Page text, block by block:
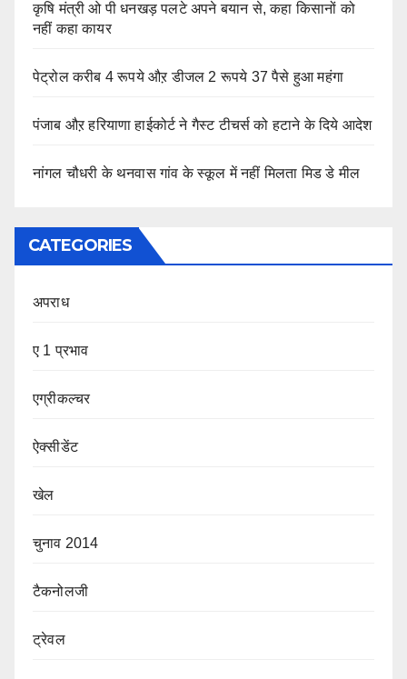
कृषि मंत्री ओ पी धनखड़ पलटे अपने बयान से, कहा किसानों को
नहीं कहा कायर
पेट्रोल करीब 4 रूपये औऱ डीजल 2 रूपये 37 पैसे हुआ महंगा
पंजाब औऱ हरियाणा हाईकोर्ट ने गैस्ट टीचर्स को हटाने के दिये आदेश
नांगल चौधरी के थनवास गांव के स्कूल में नहीं मिलता मिड डे मील
CATEGORIES
अपराध
ए 1 प्रभाव
एग्रीकल्चर
ऐक्सीडेंट
खेल
चुनाव 2014
टैकनोलजी
ट्रेवल